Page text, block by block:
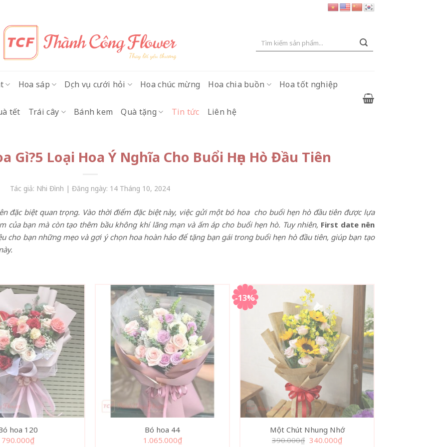
Tìm
Hoa sáp Dịch vụ cưới hỏi Hoa chúc mừng Hoa chia buồn Hoa tốt nghiệp
tết Trái cây Bánh kem Quà tặng Tin tức Liên hệ
Gì?5 Loại Hoa Ý Nghĩa Cho Buổi Hẹn Hò Đầu Tiên
Tác giả: Nhi Đình | Đăng ngày: 14 Tháng 10, 2024
đặc biệt quan trọng. Vào thời điểm đặc biệt này, việc gửi một bó hoa cho buổi hẹn hò đầu tiên được lựa
của bạn mà còn tạo thêm bầu không khí lãng mạn và ấm áp cho buổi hẹn hò. Tuy nhiên, First date nên
cho bạn những mẹo và gợi ý chọn hoa hoàn hảo để tặng bạn gái trong buổi hẹn hò đầu tiên, giúp bạn tạo
hoa 120
790.000₫
Bó hoa 44
1.065.000₫
-13%
Một Chút Nhung Nhớ
390.000₫ Giá
340.000₫Giá